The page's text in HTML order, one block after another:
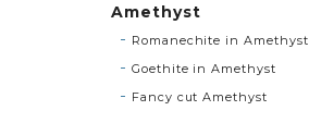
Amethyst
Romanechite in Amethyst
Goethite in Amethyst
Fancy cut Amethyst